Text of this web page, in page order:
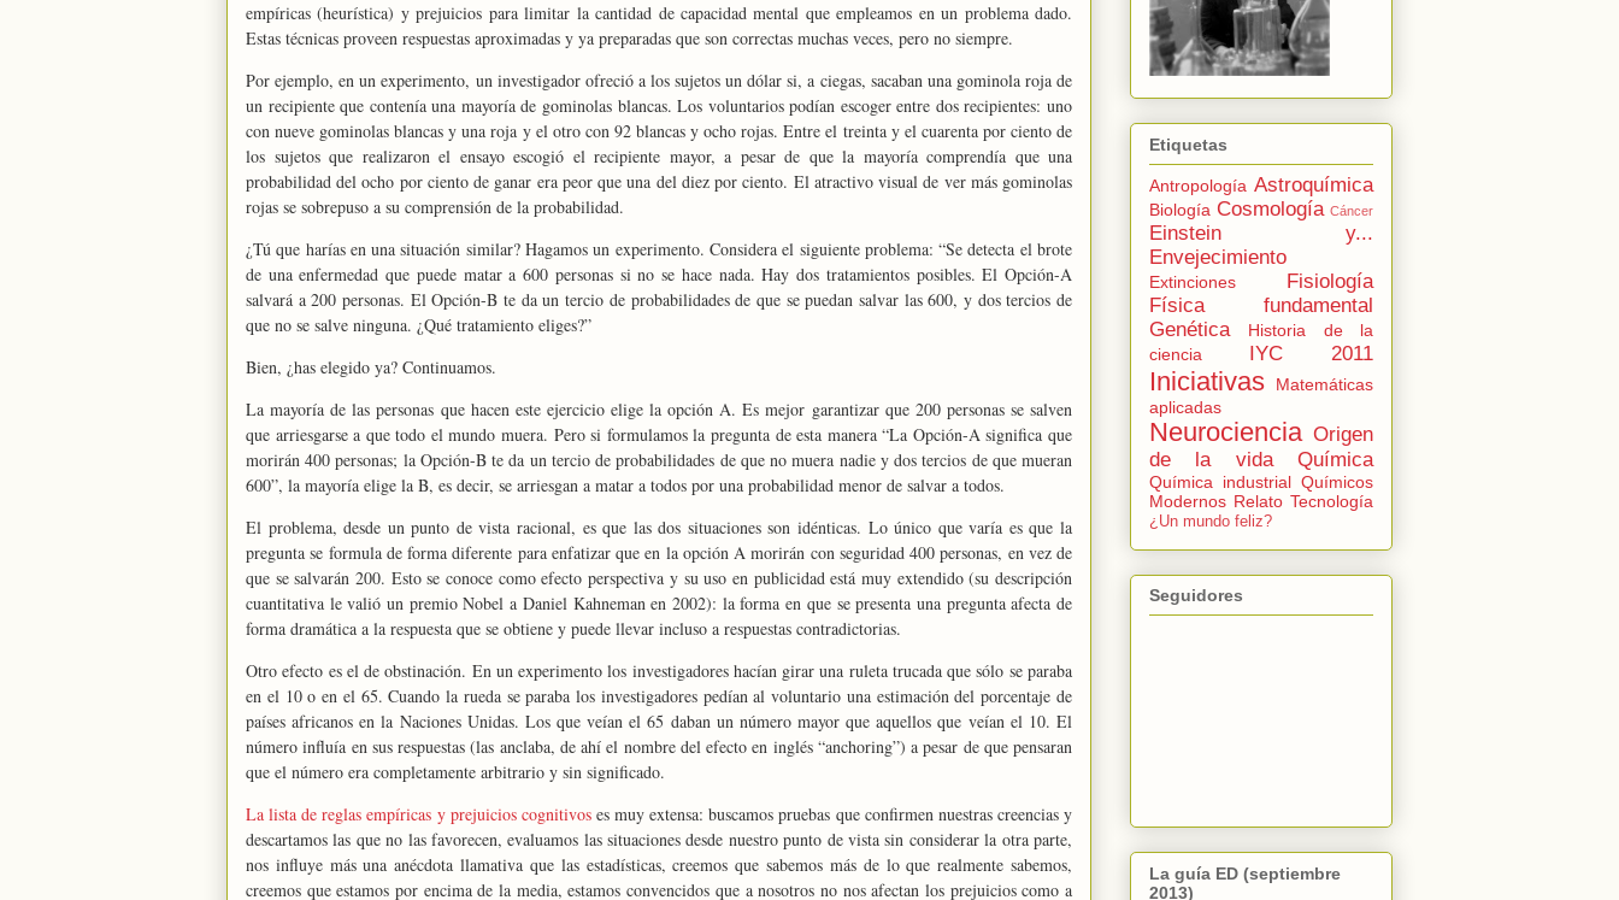
empíricas (heurística) y prejuicios para limitar la cantidad de capacidad mental que empleamos en un problema dado.
Estas técnicas proveen respuestas aproximadas y ya preparadas que son correctas muchas veces, pero no siempre.
Por ejemplo, en un experimento, un investigador ofreció a los sujetos un dólar si, a ciegas, sacaban una gominola roja de
un recipiente que contenía una mayoría de gominolas blancas. Los voluntarios podían escoger entre dos recipientes: uno
con nueve gominolas blancas y una roja y el otro con 92 blancas y ocho rojas. Entre el treinta y el cuarenta por ciento de
los sujetos que realizaron el ensayo escogió el recipiente mayor, a pesar de que la mayoría comprendía que una
probabilidad del ocho por ciento de ganar era peor que una del diez por ciento. El atractivo visual de ver más gominolas
rojas se sobrepuso a su comprensión de la probabilidad.
¿Tú que harías en una situación similar? Hagamos un experimento. Considera el siguiente problema: “Se detecta el brote
de una enfermedad que puede matar a 600 personas si no se hace nada. Hay dos tratamientos posibles. El Opción-A
salvará a 200 personas. El Opción-B te da un tercio de probabilidades de que se puedan salvar las 600, y dos tercios de
que no se salve ninguna. ¿Qué tratamiento eliges?”
Bien, ¿has elegido ya? Continuamos.
La mayoría de las personas que hacen este ejercicio elige la opción A. Es mejor garantizar que 200 personas se salven
que arriesgarse a que todo el mundo muera. Pero si formulamos la pregunta de esta manera “La Opción-A significa que
morirán 400 personas; la Opción-B te da un tercio de probabilidades de que no muera nadie y dos tercios de que mueran
600”, la mayoría elige la B, es decir, se arriesgan a matar a todos por una probabilidad menor de salvar a todos.
El problema, desde un punto de vista racional, es que las dos situaciones son idénticas. Lo único que varía es que la
pregunta se formula de forma diferente para enfatizar que en la opción A morirán con seguridad 400 personas, en vez de
que se salvarán 200. Esto se conoce como efecto perspectiva y su uso en publicidad está muy extendido (su descripción
cuantitativa le valió un premio Nobel a Daniel Kahneman en 2002): la forma en que se presenta una pregunta afecta de
forma dramática a la respuesta que se obtiene y puede llevar incluso a respuestas contradictorias.
Otro efecto es el de obstinación. En un experimento los investigadores hacían girar una ruleta trucada que sólo se paraba
en el 10 o en el 65. Cuando la rueda se paraba los investigadores pedían al voluntario una estimación del porcentaje de
países africanos en la Naciones Unidas. Los que veían el 65 daban un número mayor que aquellos que veían el 10. El
número influía en sus respuestas (las anclaba, de ahí el nombre del efecto en inglés “anchoring”) a pesar de que pensaran
que el número era completamente arbitrario y sin significado.
La lista de reglas empíricas y prejuicios cognitivos es muy extensa: buscamos pruebas que confirmen nuestras creencias y
descartamos las que no las favorecen, evaluamos las situaciones desde nuestro punto de vista sin considerar la otra parte,
nos influye más una anécdota llamativa que las estadísticas, creemos que sabemos más de lo que realmente sabemos,
creemos que estamos por encima de la media, estamos convencidos que a nosotros no nos afectan los prejuicios como a
Etiquetas
Antropología Astroquímica
Biología Cosmología Cáncer
Einstein y...
Envejecimiento
Extinciones
Fisiología
Física fundamental
Genética
Historia de la
ciencia
IYC 2011
Iniciativas
Matemáticas
aplicadas
Neurociencia Origen
de la vida
Química
Química industrial Químicos
Modernos Relato Tecnología
¿Un mundo feliz?
Seguidores
La guía ED (septiembre
2013)